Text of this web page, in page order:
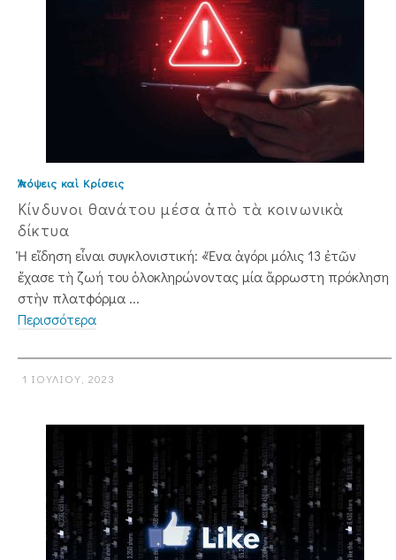
Ἀπόψεις καὶ Κρίσεις
Κίνδυνοι θανάτου μέσα ἀπὸ τὰ κοινωνικὰ
δίκτυα
Ἡ εἴδηση εἶναι συγκλονιστική: «Ἕνα ἀγόρι μόλις 13 ἐτῶν
ἔχασε τὴ ζωή του ὁλοκληρώνοντας μία ἄρρωστη πρόκληση
στὴν πλατφόρμα ...
Περισσότερα
1 ΙΟΥΛΊΟΥ, 2023